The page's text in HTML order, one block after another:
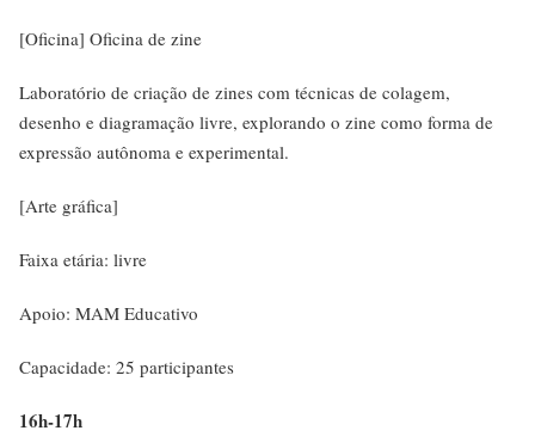
[Oficina] Oficina de zine
Laboratório de criação de zines com técnicas de colagem,
desenho e diagramação livre, explorando o zine como forma de
expressão autônoma e experimental.
[Arte gráfica]
Faixa etária: livre
Apoio: MAM Educativo
Capacidade: 25 participantes
16h-17h